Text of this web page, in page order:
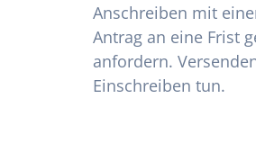
Anschreiben mit
Antrag an eine Frist
anfordern.
Einschreiben tun.